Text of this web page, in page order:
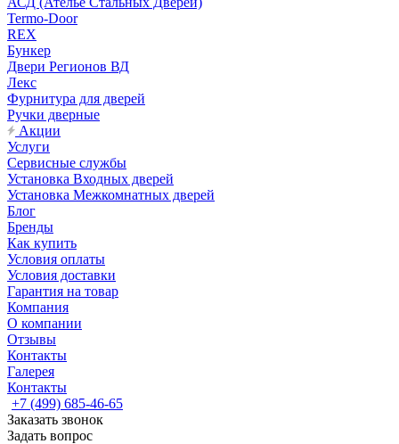
Termo-Door
REX
Бункер
Двери Регионов ВД
Лекс
Фурнитура для дверей
Ручки дверные
Акции
Услуги
Сервисные службы
Установка Входных дверей
Установка Межкомнатных дверей
Блог
Бренды
Как купить
Условия оплаты
Условия доставки
Гарантия на товар
Компания
О компании
Отзывы
Контакты
Галерея
Контакты
+7 (499) 685-46-65
Заказать звонок
Задать вопрос